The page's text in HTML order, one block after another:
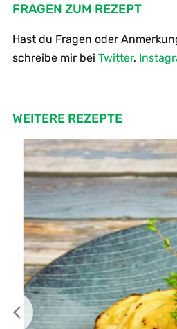
FRAGEN ZUM REZEPT
Hast du Fragen oder
schreibe mir bei Twitter,
WEITERE REZEPTE